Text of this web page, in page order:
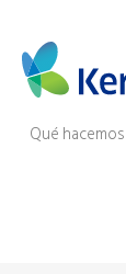
Qué hacemos